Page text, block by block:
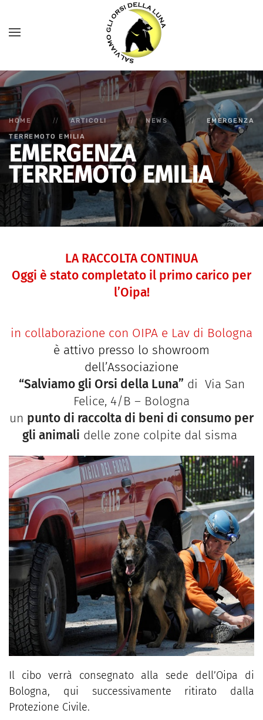
HOME ARTICOLI NEWS EMERGENZA
TERREMOTO EMILIA
EMERGENZA
TERREMOTO EMILIA
LA RACCOLTA CONTINUA
Oggi è stato completato il primo carico per
l’Oipa!
in collaborazione con OIPA e Lav di Bologna
è attivo presso lo showroom
dell’Associazione
“Salviamo gli Orsi della Luna” di Via San
Felice, 4/B – Bologna
un punto di raccolta di beni di consumo per
gli animali delle zone colpite dal sisma
Il cibo verrà consegnato alla sede dell’Oipa di
Bologna, qui successivamente ritirato dalla
Protezione Civile.